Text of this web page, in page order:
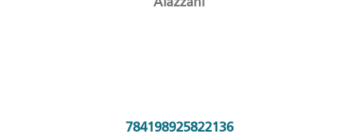
784198925822136